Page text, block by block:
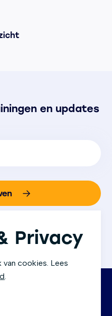
Privacy
cookies. Lees
.
en updates
.